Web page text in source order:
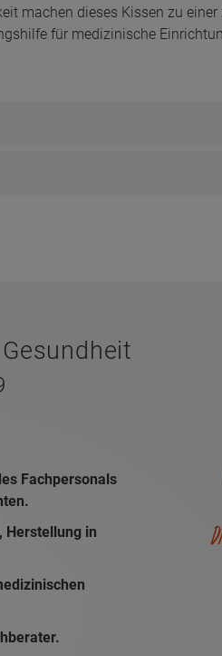
machen dieses Kissen zu
für medizinische
Fachpersonals
Herstellung in